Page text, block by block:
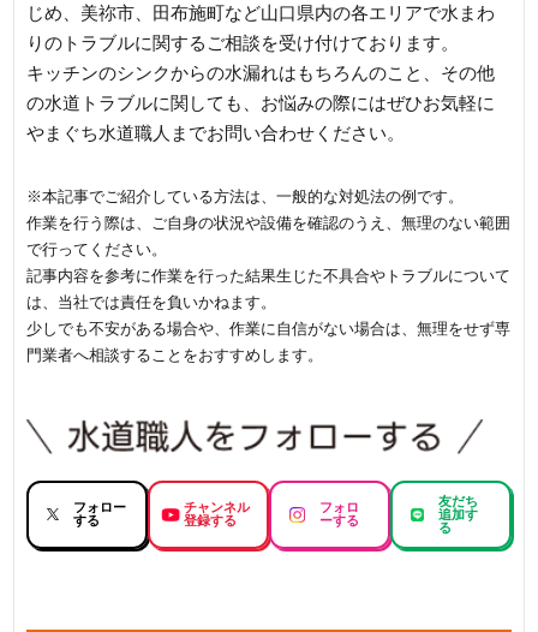
じめ、美祢市、田布施町など山口県内の各エリアで水まわ
りのトラブルに関するご相談を受け付けております。
キッチンのシンクからの水漏れはもちろんのこと、その他
の水道トラブルに関しても、お悩みの際にはぜひお気軽に
やまぐち水道職人までお問い合わせください。
※本記事でご紹介している方法は、一般的な対処法の例です。
作業を行う際は、ご自身の状況や設備を確認のうえ、無理のない範囲
で行ってください。
記事内容を参考に作業を行った結果生じた不具合やトラブルについて
は、当社では責任を負いかねます。
少しでも不安がある場合や、作業に自信がない場合は、無理をせず専
門業者へ相談することをおすすめします。
フォロー
する
チャンネル
登録する
フォロ
ーする
友だち
追加す
る